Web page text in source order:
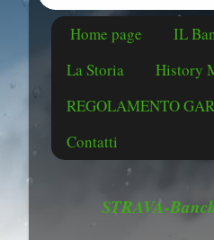
Home page IL
La Storia
History
REGOLAMENTO
Contatti
STRAVA-